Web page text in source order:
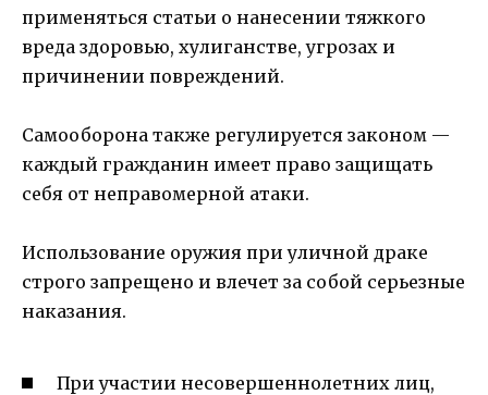
применяться статьи о нанесении тяжкого
вреда здоровью, хулиганстве, угрозах и
причинении повреждений.
Самооборона также регулируется законом —
каждый гражданин имеет право защищать
себя от неправомерной атаки.
Использование оружия при уличной драке
строго запрещено и влечет за собой серьезные
наказания.
При участии несовершеннолетних лиц,